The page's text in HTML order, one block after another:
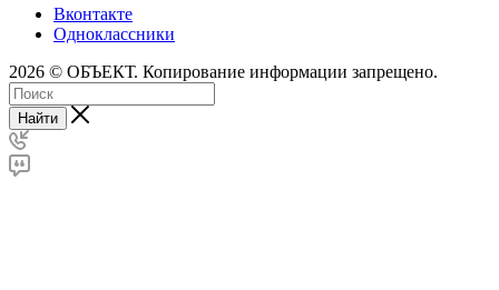
Вконтакте
Одноклассники
2026 © ОБЪЕКТ. Копирование информации запрещено.
Найти